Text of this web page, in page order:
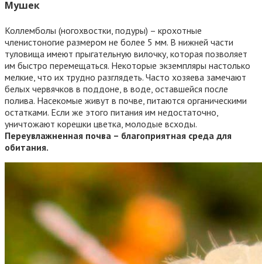
Мушек
Коллемболы (ногохвостки, подуры) – крохотные
членистоногие размером не более 5 мм. В нижней части
туловища имеют прыгательную вилочку, которая позволяет
им быстро перемещаться. Некоторые экземпляры настолько
мелкие, что их трудно разглядеть. Часто хозяева замечают
белых червячков в поддоне, в воде, оставшейся после
полива. Насекомые живут в почве, питаются органическими
остатками. Если же этого питания им недостаточно,
уничтожают корешки цветка, молодые всходы.
Переувлажненная почва – благоприятная среда для
обитания.